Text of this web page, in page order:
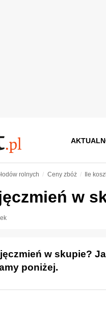
rolnych Ceny zbóż Ile
w
w skupie?
poniżej.